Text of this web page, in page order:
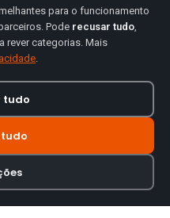
para o funcionamento
Pode recusar tudo,
rever categorias. Mais
.
tudo